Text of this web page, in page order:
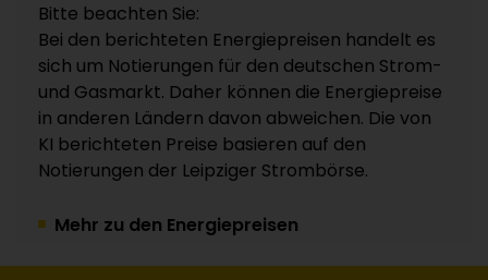
Bitte beachten Sie:
Bei den berichteten Energiepreisen handelt es
sich um Notierungen für den deutschen Strom-
und Gasmarkt. Daher können die Energiepreise
in anderen Ländern davon abweichen. Die von
KI berichteten Preise basieren auf den
Notierungen der Leipziger Strombörse.
Mehr zu den Energiepreisen